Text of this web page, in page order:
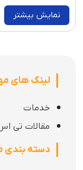
یک گیره تشکیل
آموزشی یا حتی
مرتب و در
نمایش بیشتر
لینک های
خدمات
مقالات تی
دسته بندی